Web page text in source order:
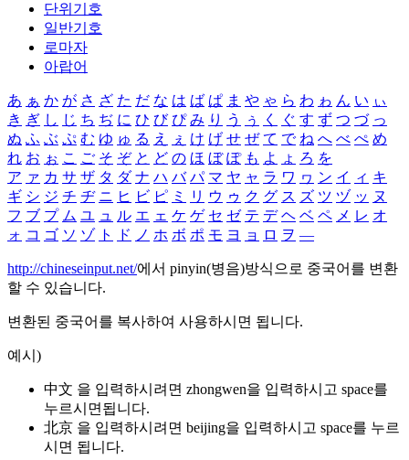
단위기호
일반기호
로마자
아랍어
あ ぁ か が さ ざ た だ な は ば ぱ ま や ゃ ら わ ゎ ん い ぃ
き ぎ し じ ち ぢ に ひ び ぴ み り う ぅ く ぐ す ず つ づ っ
ぬ ふ ぶ ぷ む ゆ ゅ る え ぇ け げ せ ぜ て で ね へ べ ぺ め
れ お ぉ こ ご そ ぞ と ど の ほ ぼ ぽ も よ ょ ろ を
ア ァ カ サ ザ タ ダ ナ ハ バ パ マ ヤ ャ ラ ワ ヮ ン イ ィ キ
ギ シ ジ チ ヂ ニ ヒ ビ ピ ミ リ ウ ゥ ク グ ス ズ ツ ヅ ッ ヌ
フ ブ プ ム ユ ュ ル エ ェ ケ ゲ セ ゼ テ デ ヘ ベ ペ メ レ オ
ォ コ ゴ ソ ゾ ト ド ノ ホ ボ ポ モ ヨ ョ ロ ヲ ―
http://chineseinput.net/에서 pinyin(병음)방식으로 중국어를 변환
할 수 있습니다.
변환된 중국어를 복사하여 사용하시면 됩니다.
예시)
中文 을 입력하시려면 zhongwen을 입력하시고 space를
누르시면됩니다.
北京 을 입력하시려면 beijing을 입력하시고 space를 누르
시면 됩니다.